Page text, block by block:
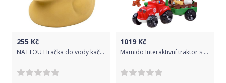
255 Kč
NATTOU Hračka do vody kačenka Curry 11 cm
1019 Kč
Mamido Interaktivní traktor s přívěsem a zvířátky pro nejmenší červený